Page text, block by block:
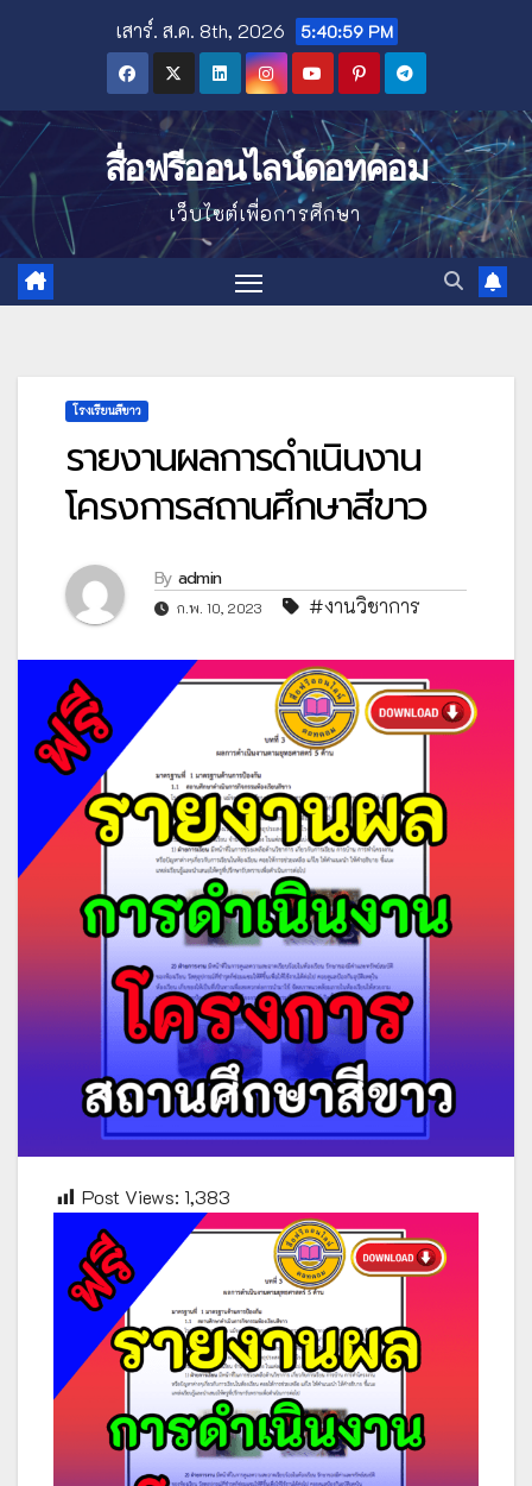
เสาร์. ส.ค. 8th, 2026 5:41:00 PM
สื่อฟรีออนไลน์ดอทคอม
เว็บไซต์เพื่อการศึกษา
โรงเรียนสีขาว
รายงานผลการดำเนินงาน
โครงการสถานศึกษาสีขาว
By admin
ก.พ. 10, 2023 #งานวิชาการ
Post Views: 1,383